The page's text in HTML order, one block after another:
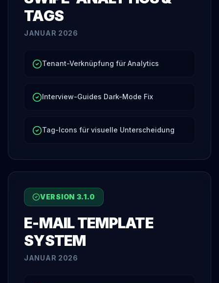
TAGS
JANUAR 2026
Tenant-Verknüpfung für Analytics
Interview-Guides Dark-Mode Fix
Tag-Icons für visuelle Unterscheidung
VERSION 3.1.0
E-MAIL TEMPLATE
SYSTEM
JANUAR 2026